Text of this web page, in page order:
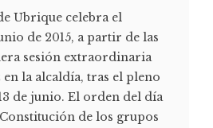
Ubrique celebra el
de 2015, a partir de las
sesión extraordinaria
en la alcaldía, tras el pleno
de junio. El orden del día
Constitución de los grupos